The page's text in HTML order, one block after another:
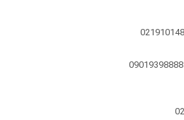
09019398888